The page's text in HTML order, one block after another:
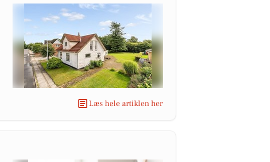
Læs hele artiklen her